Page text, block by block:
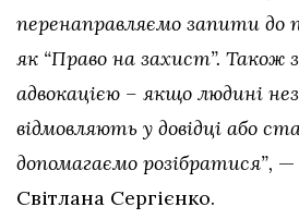
перенаправляємо запити до
як “Право на захист”. Також
адвокацією – якщо людині
відмовляють у довідці або
допомагаємо розібратися”, —
Світлана Сергієнко.